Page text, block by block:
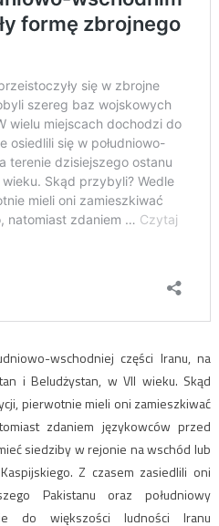
wschodniej części Iranu, na
i Beludżystan, w VII wieku. Skąd
pierwotnie mieli oni zamieszkiwać
zdaniem językowców przed
siedziby w rejonie na wschód lub
Z czasem zasiedlili oni
Pakistanu oraz południowy
do większości ludności Iranu